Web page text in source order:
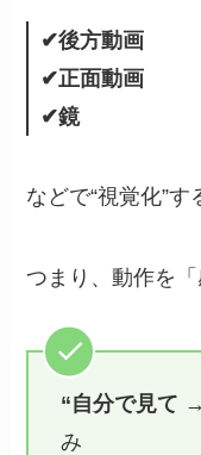
✔後方動画
✔正面動画
✔鏡
などで“視覚化”す
つまり、動作を
“自分で見て
み